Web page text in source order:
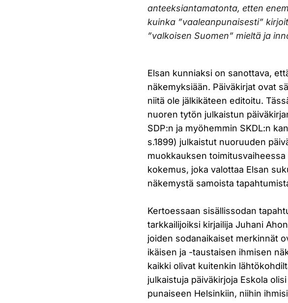
anteeksiantamatonta, etten
kuinka ”vaaleanpunaisesti”
”valkoisen Suomen” mieltä ja
Elsan kunniaksi on sanottava,
näkemyksiään. Päiväkirjat ovat
niitä ole jälkikäteen editoitu.
nuoren tytön julkaistun
SDP:n ja myöhemmin SKDL:n
s.1899) julkaistut nuoruuden
muokkauksen
kokemus, joka valottaa Elsan
näkemystä samoista
Kertoessaan sisällissodan
tarkkailijoiksi kirjailija Juhani
joiden sodanaikaiset merkinnät
ikäisen ja -taustaisen ihmisen
kaikki olivat kuitenkin
julkaistuja päiväkirjoja Eskola
punaiseen Helsinkiin, niihin